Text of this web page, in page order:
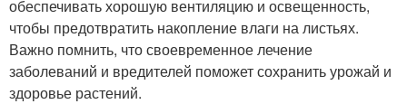
обеспечивать хорошую вентиляцию и освещенность,
чтобы предотвратить накопление влаги на листьях.
Важно помнить, что своевременное лечение
заболеваний и вредителей поможет сохранить урожай и
здоровье растений.